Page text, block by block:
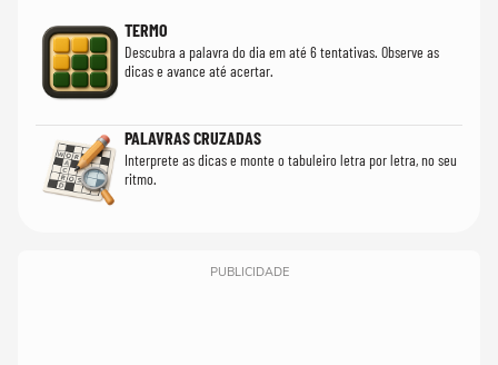
TERMO
Descubra a palavra do dia em até 6 tentativas. Observe as
dicas e avance até acertar.
PALAVRAS CRUZADAS
Interprete as dicas e monte o tabuleiro letra por letra, no seu
ritmo.
PUBLICIDADE